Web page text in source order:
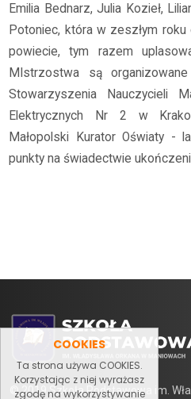
COOKIES
Ta strona używa COOKIES.
Korzystając z niej wyrażasz
zgodę na wykorzystywanie
Emilia Bednarz, Julia Kozieł,
Potoniec, która w zeszłym roku
powiecie, tym razem
MIstrzostwa są
Stowarzyszenia Nauczycieli
Elektrycznych Nr 2 w
Małopolski Kurator Oświaty -
punkty na świadectwie
© 2019 Szkoła Podstawowa im.